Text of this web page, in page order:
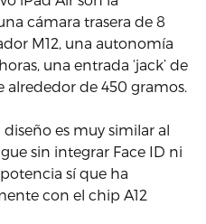
cámara trasera de 8
M12, una autonomía
una entrada ‘jack’ de
alrededor de 450 gramos.
diseño es muy similar al
sin integrar Face ID ni
sí que ha
con el chip A12